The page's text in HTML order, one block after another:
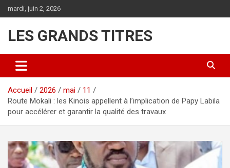
au
mardi, juin 2, 2026
LES GRANDS TITRES
Accueil 2026 mai
11
Route Mokali : les Kinois appellent à l’implication de Papy Labila
pour accélérer et garantir la qualité des travaux